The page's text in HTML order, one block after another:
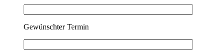
Gewünschter Termin